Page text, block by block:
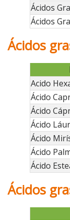
Ácidos
Ácidos
Ácidos
Acido
Ácido
Ácido
Ácido
Ácido
Ácido
Ácido
Ácidos